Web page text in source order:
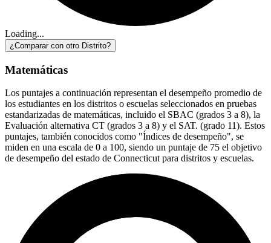
Loading...
¿Comparar con otro Distrito?
Matemáticas
Los puntajes a continuación representan el desempeño promedio de
los estudiantes en los distritos o escuelas seleccionados en pruebas
estandarizadas de matemáticas, incluido el SBAC (grados 3 a 8), la
Evaluación alternativa CT (grados 3 a 8) y el SAT. (grado 11). Estos
puntajes, también conocidos como "Índices de desempeño", se
miden en una escala de 0 a 100, siendo un puntaje de 75 el objetivo
de desempeño del estado de Connecticut para distritos y escuelas.